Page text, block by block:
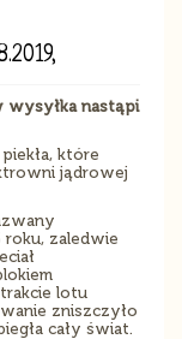
wysyłka nastąpi
które
jądrowej
roku, zaledwie
lotu
zniszczyło
cały świat.